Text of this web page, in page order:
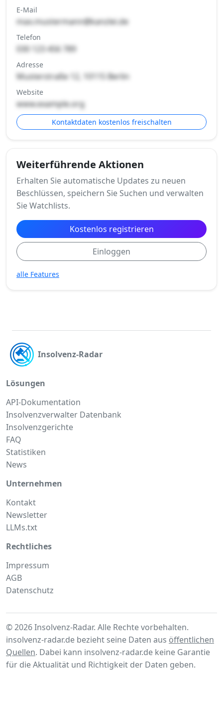
E-Mail
max.mustermann@kanzlei.de
Telefon
030 123 456 789
Adresse
Musterstraße 12, 10115 Berlin
Website
www.example.org
Kontaktdaten kostenlos freischalten
Weiterführende Aktionen
Erhalten Sie automatische Updates zu neuen
Beschlüssen, speichern Sie Suchen und verwalten
Sie Watchlists.
Kostenlos registrieren
Einloggen
alle Features
Insolvenz-Radar
Lösungen
API-Dokumentation
Insolvenzverwalter Datenbank
Insolvenzgerichte
FAQ
Statistiken
News
Unternehmen
Kontakt
Newsletter
LLMs.txt
Rechtliches
Impressum
AGB
Datenschutz
© 2026 Insolvenz-Radar. Alle Rechte vorbehalten.
insolvenz-radar.de bezieht seine Daten aus öffentlichen
Quellen. Dabei kann insolvenz-radar.de keine Garantie
für die Aktualität und Richtigkeit der Daten geben.